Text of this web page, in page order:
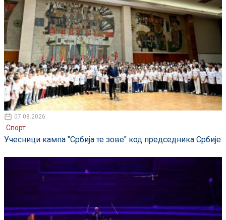
07.08.2026
Спорт
Учесници кампа "Србија те зове" код председника Србије